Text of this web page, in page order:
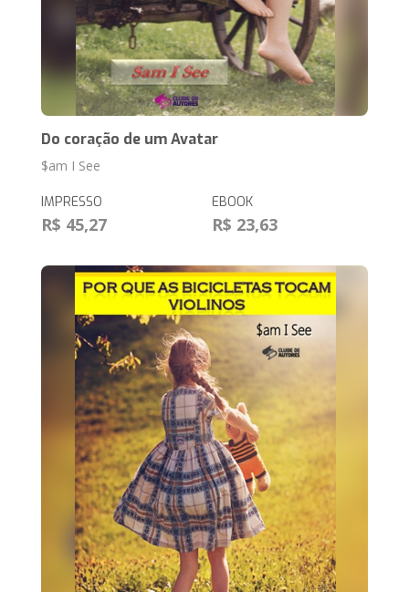
Do coração de um Avatar
$am I See
IMPRESSO
R$ 45,27
EBOOK
R$ 23,63